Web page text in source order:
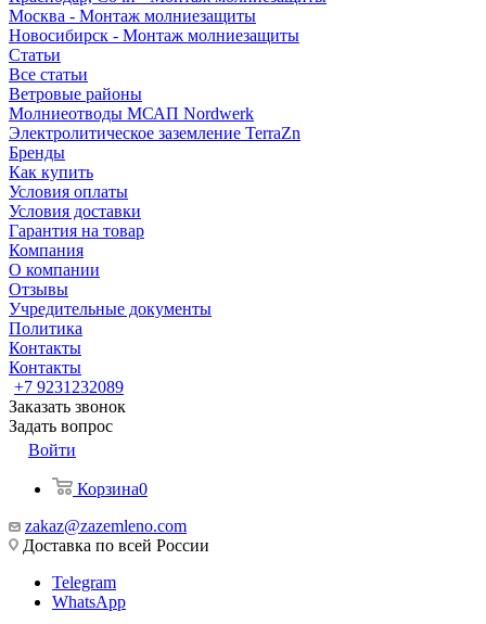
Москва - Монтаж молниезащиты
Новосибирск - Монтаж молниезащиты
Статьи
Все статьи
Ветровые районы
Молниеотводы МСАП Nordwerk
Электролитическое заземление TerraZn
Бренды
Как купить
Условия оплаты
Условия доставки
Гарантия на товар
Компания
О компании
Отзывы
Учредительные документы
Политика
Контакты
Контакты
+7 9231232089
Заказать звонок
Задать вопрос
Войти
Корзина0
zakaz@zazemleno.com
Доставка по всей России
Telegram
WhatsApp